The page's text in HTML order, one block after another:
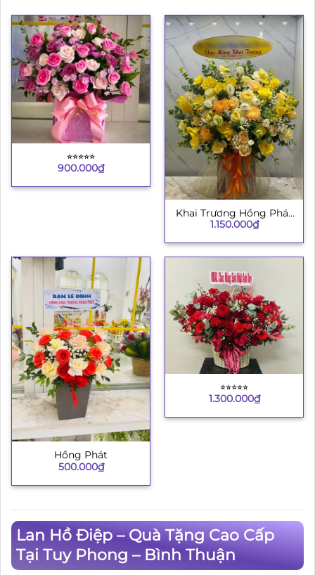
⭐︎⭐︎⭐︎⭐︎⭐︎
900.000₫
Khai Trương Hồng Phát
8
1.150.000₫
Hồng Phát
500.000₫
⭐︎⭐︎⭐︎⭐︎⭐︎
1.300.000₫
Lan Hồ Điệp – Quà Tặng Cao Cấp
Tại Tuy Phong – Bình Thuận